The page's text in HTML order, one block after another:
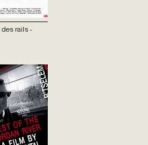
rails -